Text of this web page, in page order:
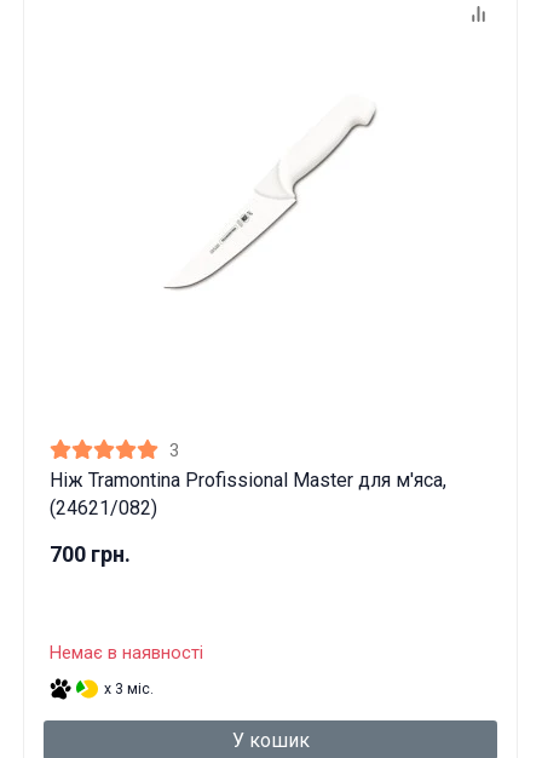
3
Ніж Tramontina Profissional Master для м'яса,
(24621/082)
700 грн.
Немає в наявності
x 3 міс.
У кошик